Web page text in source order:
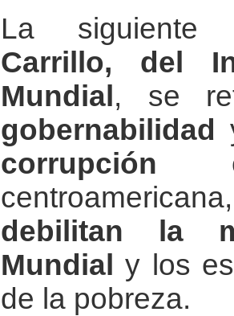
La
Carrillo, del
Mundial , se
gobernabilidad
corrupción
debilitan la
Mundial y los
de la pobreza.